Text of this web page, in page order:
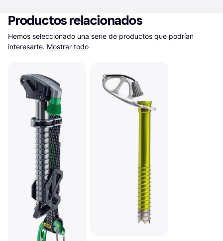
Productos relacionados
Hemos seleccionado una serie de productos que podrían
interesarte. Mostrar todo